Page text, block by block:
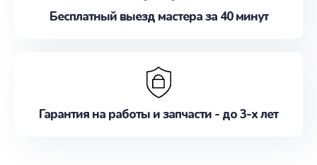
Бесплатный выезд мастера за 40 минут
Гарантия на работы и запчасти - до 3-х лет